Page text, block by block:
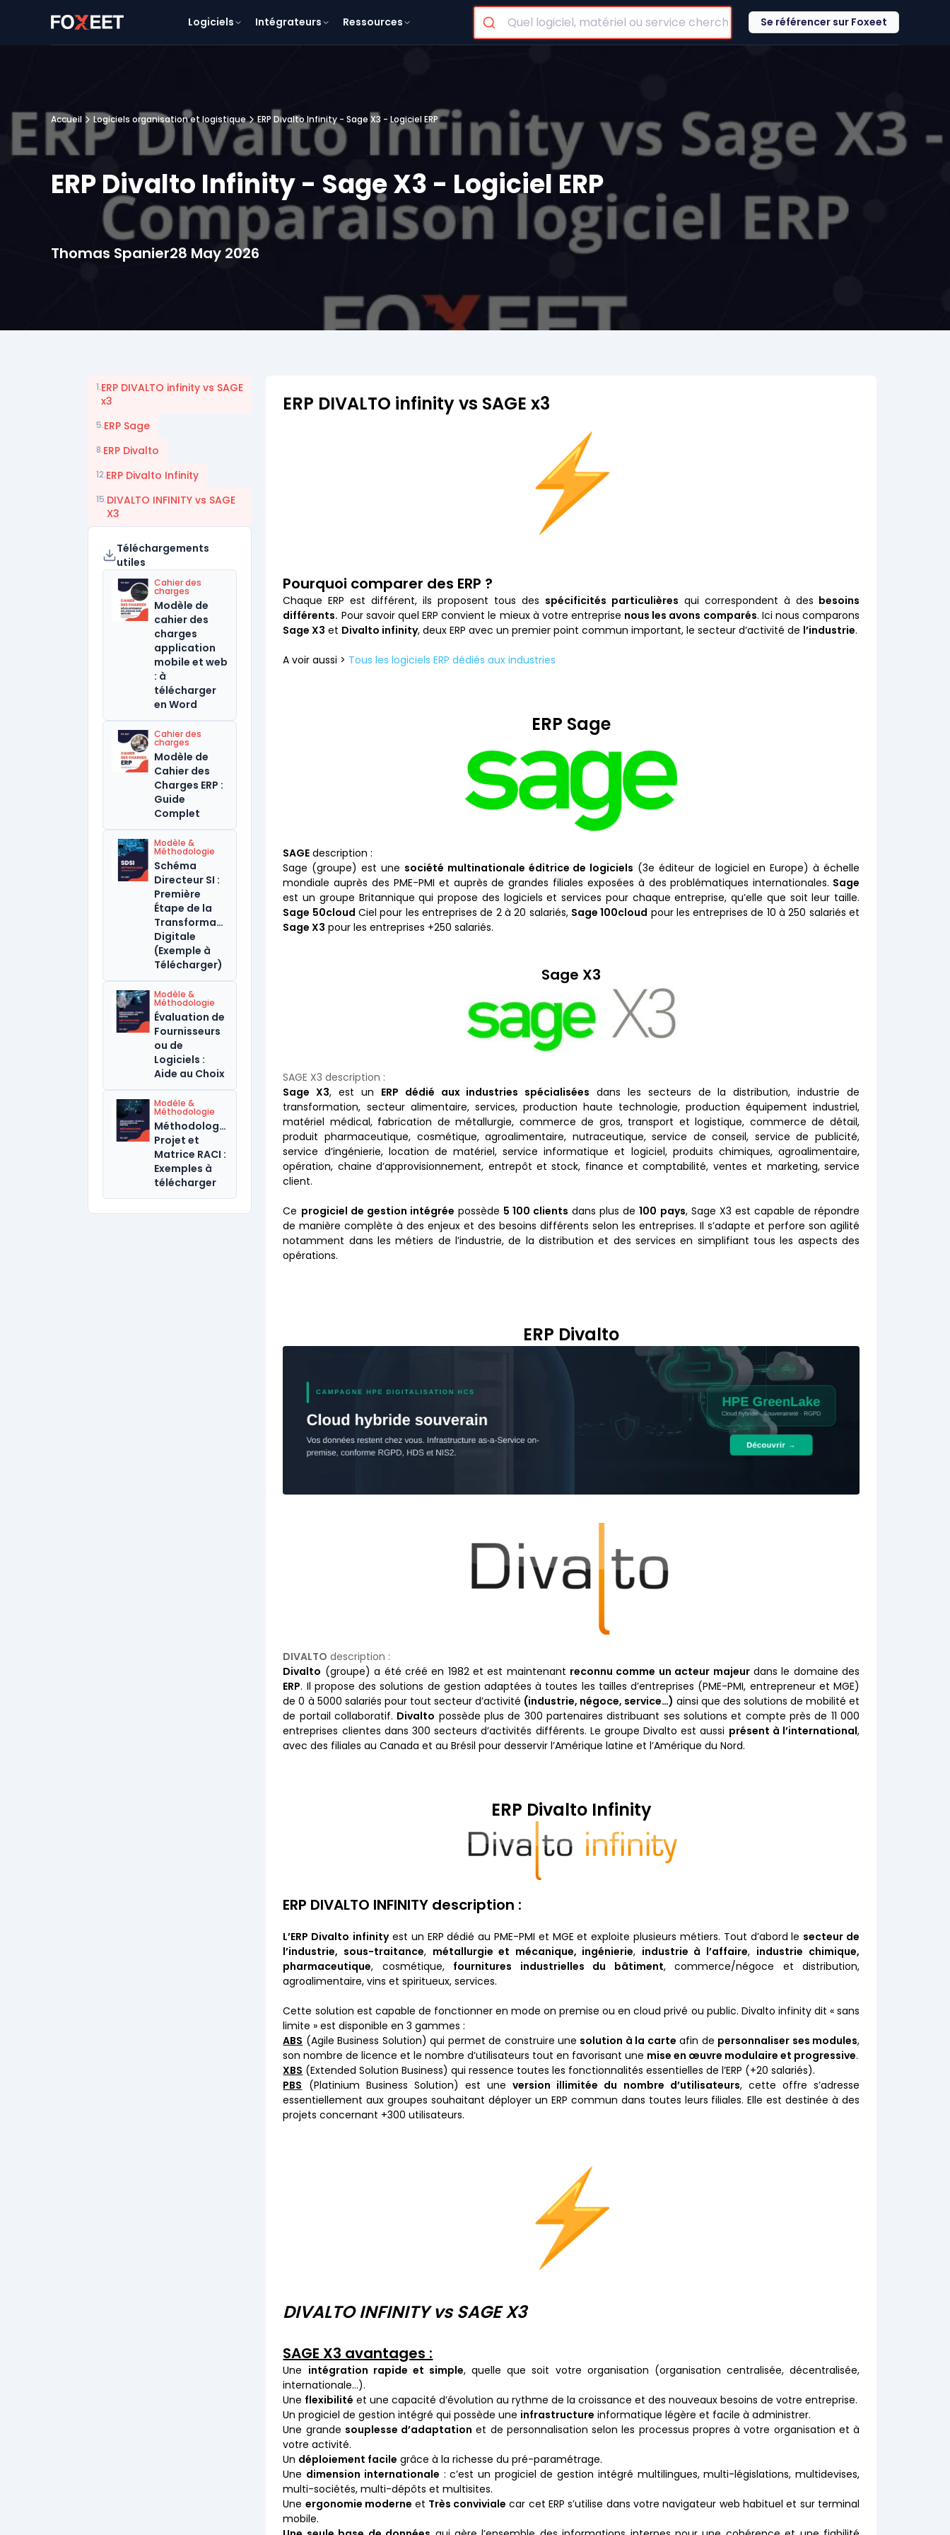
Logiciels Intégrateurs Ressources Se référencer sur Foxeet
Accueil Logiciels organisation et logistique ERP Divalto Infinity - Sage X3 - Logiciel ERP
ERP Divalto Infinity - Sage X3 - Logiciel ERP
Thomas Spanier28 May 2026
1.ERP DIVALTO infinity vs SAGE
x3
5.ERP Sage
8.ERP Divalto
12.ERP Divalto Infinity
15.DIVALTO INFINITY vs SAGE
X3
Téléchargements
utiles
Cahier des
charges
Modèle de
cahier des
charges
application
mobile et web
: à
télécharger
en Word
Cahier des
charges
Modèle de
Cahier des
Charges ERP :
Guide
Complet
Modèle &
Méthodologie
Schéma
Directeur SI :
Première
Étape de la
Transformation
Digitale
(Exemple à
Télécharger)
Modèle &
Méthodologie
Évaluation de
Fournisseurs
ou de
Logiciels :
Aide au Choix
Modèle &
Méthodologie
Méthodologie
Projet et
Matrice RACI :
Exemples à
télécharger
ERP DIVALTO infinity vs SAGE x3
Pourquoi comparer des ERP ?
Chaque ERP est différent, ils proposent tous des spécificités particulières qui correspondent à des besoins
différents. Pour savoir quel ERP convient le mieux à votre entreprise nous les avons comparés. Ici nous comparons
Sage X3 et Divalto infinity, deux ERP avec un premier point commun important, le secteur d’activité de l’industrie.
A voir aussi > Tous les logiciels ERP dédiés aux industries
ERP Sage
SAGE description :
Sage (groupe) est une société multinationale éditrice de logiciels (3e éditeur de logiciel en Europe) à échelle
mondiale auprès des PME-PMI et auprès de grandes filiales exposées à des problématiques internationales. Sage
est un groupe Britannique qui propose des logiciels et services pour chaque entreprise, qu’elle que soit leur taille.
Sage 50cloud Ciel pour les entreprises de 2 à 20 salariés, Sage 100cloud pour les entreprises de 10 à 250 salariés et
Sage X3 pour les entreprises +250 salariés.
Sage X3
SAGE X3 description :
Sage X3, est un ERP dédié aux industries spécialisées dans les secteurs de la distribution, industrie de
transformation, secteur alimentaire, services, production haute technologie, production équipement industriel,
matériel médical, fabrication de métallurgie, commerce de gros, transport et logistique, commerce de détail,
produit pharmaceutique, cosmétique, agroalimentaire, nutraceutique, service de conseil, service de publicité,
service d’ingénierie, location de matériel, service informatique et logiciel, produits chimiques, agroalimentaire,
opération, chaine d’approvisionnement, entrepôt et stock, finance et comptabilité, ventes et marketing, service
client.
Ce progiciel de gestion intégrée possède 5 100 clients dans plus de100 pays, Sage X3 est capable de répondre
de manière complète à des enjeux et des besoins différents selon les entreprises. Il s’adapte et perfore son agilité
notamment dans les métiers de l’industrie, de la distribution et des services en simplifiant tous les aspects des
opérations.
ERP Divalto
DIVALTO description :
Divalto (groupe) a été créé en 1982 et est maintenant reconnu comme un acteur majeurdans le domaine des
ERP. Il propose des solutions de gestion adaptées à toutes les tailles d’entreprises (PME-PMI, entrepreneur et MGE)
de 0 à 5000 salariés pour tout secteur d’activité (industrie, négoce, service…) ainsi que des solutions de mobilité et
de portail collaboratif. Divalto possède plus de 300 partenaires distribuant ses solutions et compte près de 11 000
entreprises clientes dans 300 secteurs d’activités différents. Le groupe Divalto est aussi présent à l’international,
avec des filiales au Canada et au Brésil pour desservir l’Amérique latine et l’Amérique du Nord.
ERP Divalto Infinity
ERP DIVALTO INFINITY description :
L’ERP Divalto infinityest un ERP dédié au PME-PMI et MGE et exploite plusieurs métiers. Tout d’abord le secteur de
l’industrie, sous-traitance, métallurgie et mécanique, ingénierie, industrie à l’affaire, industrie chimique,
pharmaceutique, cosmétique, fournitures industrielles du bâtiment, commerce/négoce et distribution,
agroalimentaire, vins et spiritueux, services.
Cette solution est capable de fonctionner en mode on premise ou en cloud privé ou public. Divalto infinity dit « sans
limite » est disponible en 3 gammes :
ABS (Agile Business Solution) qui permet de construire une solution à la carte afin de personnaliser ses modules,
son nombre de licence et le nombre d’utilisateurs tout en favorisant une mise en œuvre modulaire et progressive.
XBS (Extended Solution Business) qui ressence toutes les fonctionnalités essentielles de l’ERP (+20 salariés).
PBS (Platinium Business Solution) est uneversion illimitée du nombre d’utilisateurs, cette offre s’adresse
essentiellement aux groupes souhaitant déployer un ERP commun dans toutes leurs filiales. Elle est destinée à des
projets concernant +300 utilisateurs.
DIVALTO INFINITY vs SAGE X3
SAGE X3 avantages :
Une intégration rapide et simple, quelle que soit votre organisation (organisation centralisée, décentralisée,
internationale…).
Une flexibilité et une capacité d’évolution au rythme de la croissance et des nouveaux besoins de votre entreprise.
Un progiciel de gestion intégré qui possède une infrastructure informatique légère et facile à administrer.
Une grande souplesse d’adaptation et de personnalisation selon les processus propres à votre organisation et à
votre activité.
Un déploiement facile grâce à la richesse du pré-paramétrage.
Une dimension internationale : c’est un progiciel de gestion intégré multilingues, multi-législations, multidevises,
multi-sociétés, multi-dépôts et multisites.
Une ergonomie moderne et Très conviviale car cet ERP s’utilise dans votre navigateur web habituel et sur terminal
mobile.